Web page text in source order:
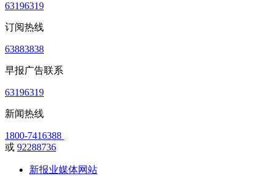
63196319
订阅热线
63883838
早报广告联系
63196319
新闻热线
1800-7416388
或 92288736
新报业媒体网站